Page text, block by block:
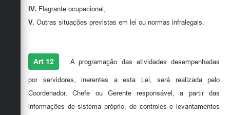
IV. Flagrante ocupacional;
V. Outras situações previstas em lei ou normas infralegais.
Art 12 A programação das atividades desempenhadas
por servidores, inerentes a esta Lei, será realizada pelo
Coordenador, Chefe ou Gerente responsável, a partir das
informações de sistema próprio, de controles e levantamentos